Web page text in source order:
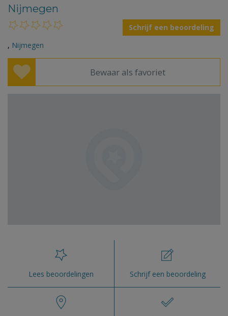
Nijmegen
Schrijf een beoordeling
, Nijmegen
Bewaar als favoriet
Lees beoordelingen Schrijf een beoordeling